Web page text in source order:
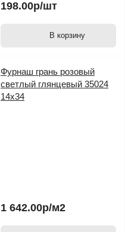
198.00р/шт
В корзину
Фурнаш грань розовый
светлый глянцевый 35024
14х34
1 642.00р/м2